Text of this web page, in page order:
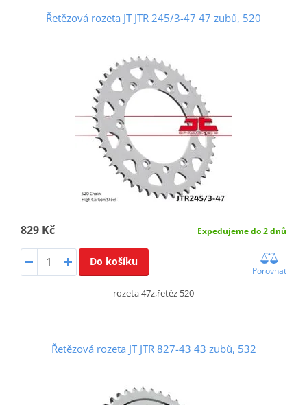
Řetězová rozeta JT JTR 245/3-47 47 zubů, 520
829 Kč Expedujeme do 2 dnů
Do košíku
Porovnat
rozeta 47z,řetěz 520
Řetězová rozeta JT JTR 827-43 43 zubů, 532